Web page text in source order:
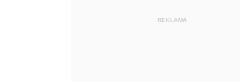
REKLAMA